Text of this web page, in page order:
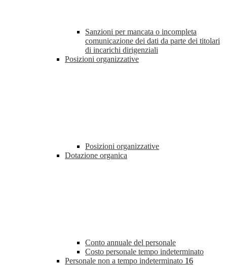
Sanzioni per mancata o incompleta
comunicazione dei dati da parte dei titolari
di incarichi dirigenziali
Posizioni organizzative
Posizioni organizzative
Dotazione organica
Conto annuale del personale
Costo personale tempo indeterminato
Personale non a tempo indeterminato 16